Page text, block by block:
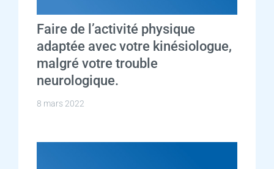
Faire de l’activité physique
adaptée avec votre kinésiologue,
malgré votre trouble
neurologique.
8 mars 2022